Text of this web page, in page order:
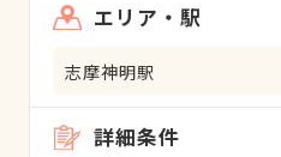
エリア・駅
志摩神明駅
詳細条件